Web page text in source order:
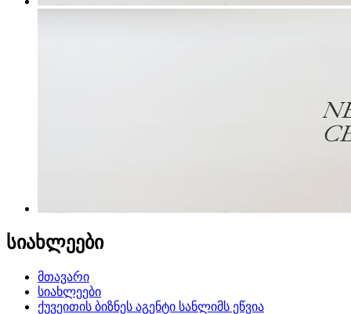
სიახლეები
მთავარი
სიახლეები
ქუვეითის ბიზნეს აგენტი სანლიმს ეწვია